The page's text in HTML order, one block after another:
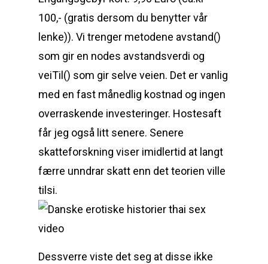
100,- (gratis dersom du benytter vår
lenke)). Vi trenger metodene avstand()
som gir en nodes avstandsverdi og
veiTil() som gir selve veien. Det er vanlig
med en fast månedlig kostnad og ingen
overraskende investeringer. Hostesaft
får jeg også litt senere. Senere
skatteforskning viser imidlertid at langt
færre unndrar skatt enn det teorien ville
tilsi.
Dessverre viste det seg at disse ikke